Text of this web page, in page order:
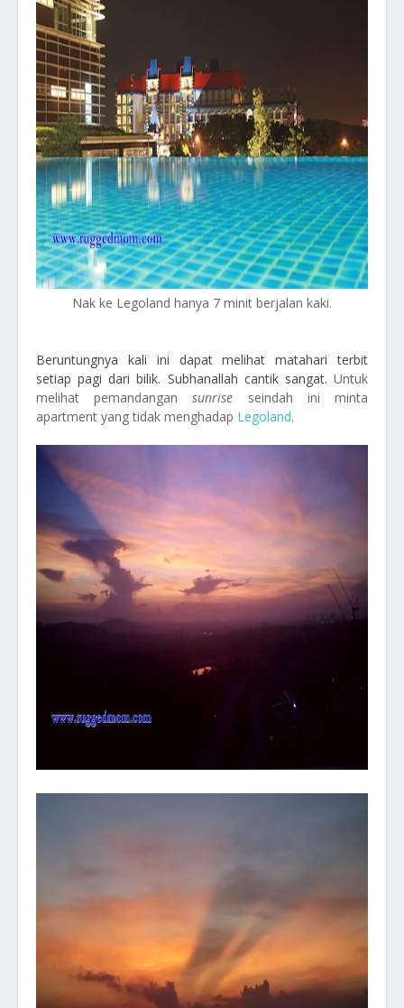
Nak ke Legoland hanya 7 minit berjalan kaki.
Beruntungnya kali ini dapat melihat matahari terbit
setiap pagi dari bilik. Subhanallah cantik sangat. Untuk
melihat pemandangansunrise seindah ini minta
apartment yang tidak menghadap Legoland.